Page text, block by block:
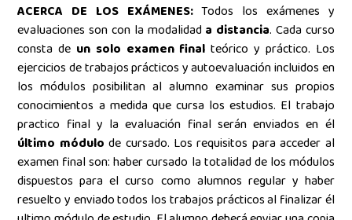
ACERCA DE LOS EXÁMENES:Todos los exámenes y
evaluaciones son con la modalidad a distancia. Cada curso
consta de un solo examen finalteórico y práctico. Los
ejercicios de trabajos prácticos y autoevaluaciónincluidos en
los módulos posibilitan al alumno examinar sus propios
conocimientos a medida que cursa los estudios. El trabajo
practico final y la evaluación final serán enviados en él
último módulo de cursado. Los requisitos para acceder al
examen final son: haber cursado la totalidad de los módulos
dispuestos para el curso como alumnos regular y haber
resuelto y enviado todos los trabajos prácticos al finalizar él